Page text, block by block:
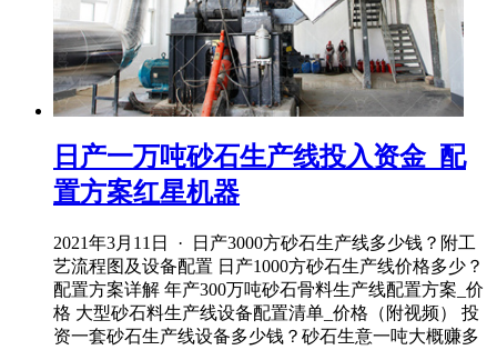
日产一万吨砂石生产线投入资金_配
置方案红星机器
2021年3月11日 · 日产3000方砂石生产线多少钱？附工
艺流程图及设备配置 日产1000方砂石生产线价格多少？
配置方案详解 年产300万吨砂石骨料生产线配置方案_价
格 大型砂石料生产线设备配置清单_价格（附视频） 投
资一套砂石生产线设备多少钱？砂石生意一吨大概赚多